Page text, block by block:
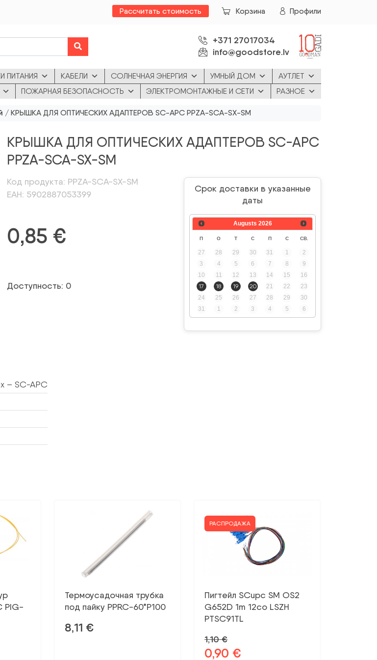
Рассчитать стоимость Корзина Профили
+371 27017034
info@goodstore.lv
ПИТАНИЯ КАБЕЛИ СОЛНЕЧНАЯ ЭНЕРГИЯ УМНЫЙ ДОМ
АУТЛЕТ
ПОЖАРНАЯ БЕЗОПАСНОСТЬ ЭЛЕКТРОМОНТАЖНЫЕ И СЕТИ РАЗНОЕ
/ КРЫШКА ДЛЯ ОПТИЧЕСКИХ АДАПТЕРОВ SC-APC PPZA-SCA-SX-SM
КРЫШКА ДЛЯ ОПТИЧЕСКИХ АДАПТЕРОВ SC-APC
PPZA-SCA-SX-SM
Код продукта: PPZA-SCA-SX-SM
ЕАН: 5902887053399
Срок доставки в указанные
даты
Augusts 2026
П О Т С П С СВ.
27 28 29 30 31 1
2
3
4 5 6 7 8
9
10
11 12 13 14 15
16
17
18 19 20 21 22
23
24
25 26 27 28 29
30
31
1 2 3 4 5 6
0,85 €
Доступность: 0
– SC-APC
PIG-
Термоусадочная трубка
под пайку PPRC-60*P100
8,11 €
РАСПРОДАЖА
Пигтейл SCupc SM OS2
G652D 1m 12co LSZH
PTSC91TL
1,10€
Первоначальная
0,90 €